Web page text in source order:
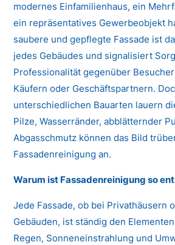
modernes Einfamilienhaus, ein
ein repräsentatives Gewerbeobjekt
saubere und gepflegte Fassade ist
jedes Gebäudes und signalisiert
Professionalität gegenüber
Käufern oder Geschäftspartnern.
unterschiedlichen Bauarten lauern
Pilze, Wasserränder, abblätternder
Abgasschmutz können das Bild
Fassadenreinigung an.
Warum ist Fassadenreinigung so
Jede Fassade, ob bei Privathäusern
Gebäuden, ist ständig den
Regen, Sonneneinstrahlung und